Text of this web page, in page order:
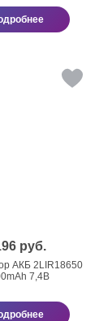
руб.
АКБ 2LIR18650
7,4В